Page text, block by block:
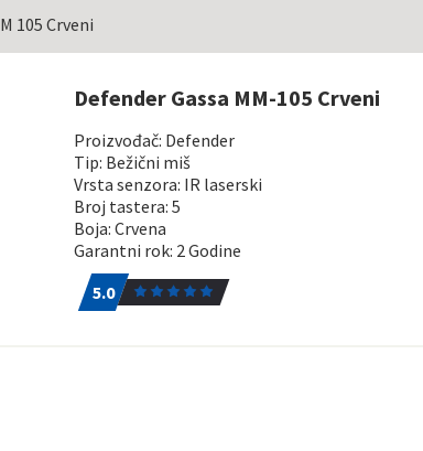
105 Crveni
Defender Gassa MM-105 Crveni
Proizvođač: Defender
Tip: Bežični miš
Vrsta senzora: IR laserski
Broj tastera: 5
Boja: Crvena
Garantni rok: 2 Godine
5.01
5.0